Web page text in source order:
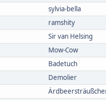
sylvia-bella
ramshity
Sir van Helsing
Mow-Cow
Badetuch
Demolier